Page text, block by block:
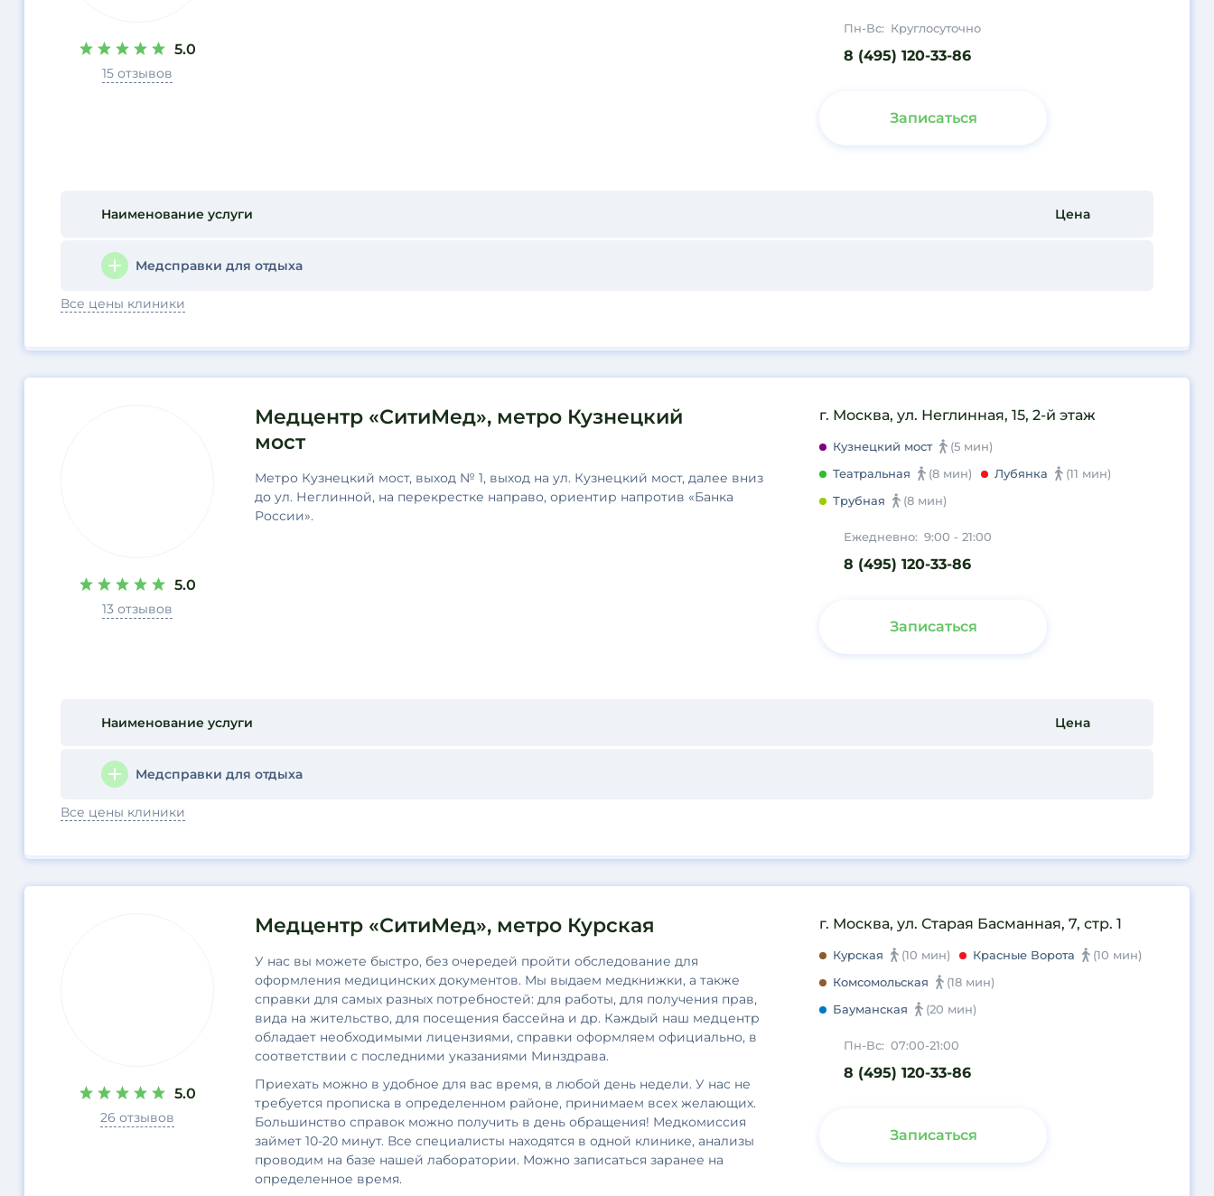
5.0
15 отзывов
Пн-Вс: Круглосуточно
8 (495) 120-33-86
Записаться
Наименование услуги Цена
Медсправки для отдыха
Все цены клиники
5.0
13 отзывов
Медцентр «СитиМед», метро Кузнецкий
мост
Метро Кузнецкий мост, выход № 1, выход на ул. Кузнецкий мост, далее вниз
до ул. Неглинной, на перекрестке направо, ориентир напротив «Банка
России».
г. Москва, ул. Неглинная, 15, 2-й этаж
Кузнецкий мост
(5 мин)
Театральная
(8 мин) Лубянка
(11 мин)
Трубная
(8 мин)
Ежедневно: 9:00 - 21:00
8 (495) 120-33-86
Записаться
Наименование услуги Цена
Медсправки для отдыха
Все цены клиники
5.0
26 отзывов
Медцентр «СитиМед», метро Курская
У нас вы можете быстро, без очередей пройти обследование для
оформления медицинских документов. Мы выдаем медкнижки, а также
справки для самых разных потребностей: для работы, для получения прав,
вида на жительство, для посещения бассейна и др. Каждый наш медцентр
обладает необходимыми лицензиями, справки оформляем официально, в
соответствии с последними указаниями Минздрава.
Приехать можно в удобное для вас время, в любой день недели. У нас не
требуется прописка в определенном районе, принимаем всех желающих.
Большинство справок можно получить в день обращения! Медкомиссия
займет 10-20 минут. Все специалисты находятся в одной клинике, анализы
проводим на базе нашей лаборатории. Можно записаться заранее на
определенное время.
г. Москва, ул. Старая Басманная, 7, стр. 1
Курская (10 мин) Красные Ворота
(10 мин)
Комсомольская
(18 мин)
Бауманская
(20 мин)
Пн-Вс: 07:00-21:00
8 (495) 120-33-86
Записаться